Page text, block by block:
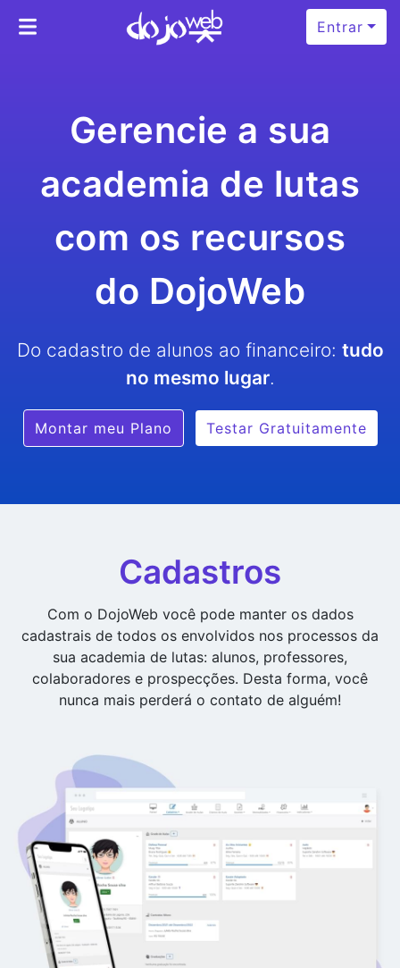
Entrar
Gerencie a sua
academia de lutas
com os recursos
do DojoWeb
Do cadastro de alunos ao financeiro: tudo
no mesmo lugar.
Montar meu Plano Testar Gratuitamente
Cadastros
Com o DojoWeb você pode manter os dados
cadastrais de todos os envolvidos nos processos da
sua academia de lutas: alunos, professores,
colaboradores e prospecções. Desta forma, você
nunca mais perderá o contato de alguém!